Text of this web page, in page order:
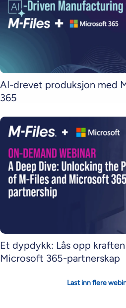
AI-drevet produksjon med
365
Et dypdykk: Lås opp
Microsoft 365-partnerskap
Last inn flere